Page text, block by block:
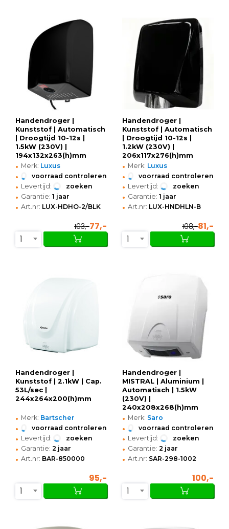
Handendroger |
Kunststof | Automatisch
| Droogtijd 10-12s |
1.5kW (230V) |
194x132x263(h)mm
• Merk: Luxus
• voorraad controleren
• Levertijd: zoeken
• Garantie: 1 jaar
• Art.nr: LUX-HDHO-2/BLK
103,-77,-
1
Handendroger |
Kunststof | Automatisch
| Droogtijd 10-12s |
1.2kW (230V) |
206x117x276(h)mm
• Merk: Luxus
• voorraad controleren
• Levertijd: zoeken
• Garantie: 1 jaar
• Art.nr: LUX-HNDHLN-B
108,-81,-
1
Handendroger |
Kunststof | 2.1kW | Cap.
53L/sec |
244x264x200(h)mm
• Merk: Bartscher
• voorraad controleren
• Levertijd: zoeken
• Garantie: 2 jaar
• Art.nr: BAR-850000
95,-
1
Handendroger |
MISTRAL | Aluminium |
Automatisch | 1.5kW
(230V) |
240x208x268(h)mm
• Merk: Saro
• voorraad controleren
• Levertijd: zoeken
• Garantie: 2 jaar
• Art.nr: SAR-298-1002
100,-
1